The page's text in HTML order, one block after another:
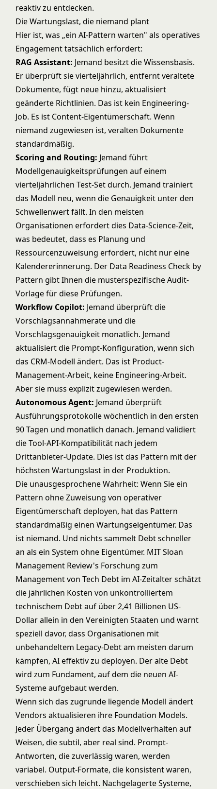
reaktiv zu entdecken.
Die Wartungslast, die niemand plant
Hier ist, was „ein AI-Pattern warten" als operatives
Engagement tatsächlich erfordert:
RAG Assistant: Jemand besitzt die Wissensbasis.
Er überprüft sie vierteljährlich, entfernt veraltete
Dokumente, fügt neue hinzu, aktualisiert
geänderte Richtlinien. Das ist kein Engineering-
Job. Es ist Content-Eigentümerschaft. Wenn
niemand zugewiesen ist, veralten Dokumente
standardmäßig.
Scoring and Routing: Jemand führt
Modellgenauigkeitsprüfungen auf einem
vierteljährlichen Test-Set durch. Jemand trainiert
das Modell neu, wenn die Genauigkeit unter den
Schwellenwert fällt. In den meisten
Organisationen erfordert dies Data-Science-Zeit,
was bedeutet, dass es Planung und
Ressourcenzuweisung erfordert, nicht nur eine
Kalendererinnerung. Der Data Readiness Check by
Pattern gibt Ihnen die musterspezifische Audit-
Vorlage für diese Prüfungen.
Workflow Copilot: Jemand überprüft die
Vorschlagsannahmerate und die
Vorschlagsgenauigkeit monatlich. Jemand
aktualisiert die Prompt-Konfiguration, wenn sich
das CRM-Modell ändert. Das ist Product-
Management-Arbeit, keine Engineering-Arbeit.
Aber sie muss explizit zugewiesen werden.
Autonomous Agent: Jemand überprüft
Ausführungsprotokolle wöchentlich in den ersten
90 Tagen und monatlich danach. Jemand validiert
die Tool-API-Kompatibilität nach jedem
Drittanbieter-Update. Dies ist das Pattern mit der
höchsten Wartungslast in der Produktion.
Die unausgesprochene Wahrheit: Wenn Sie ein
Pattern ohne Zuweisung von operativer
Eigentümerschaft deployen, hat das Pattern
standardmäßig einen Wartungseigentümer. Das
ist niemand. Und nichts sammelt Debt schneller
an als ein System ohne Eigentümer. MIT Sloan
Management Review's Forschung zum
Management von Tech Debt im AI-Zeitalterschätzt
die jährlichen Kosten von unkontrolliertem
technischem Debt auf über 2,41 Billionen US-
Dollar allein in den Vereinigten Staaten und warnt
speziell davor, dass Organisationen mit
unbehandeltem Legacy-Debt am meisten darum
kämpfen, AI effektiv zu deployen. Der alte Debt
wird zum Fundament, auf dem die neuen AI-
Systeme aufgebaut werden.
Wenn sich das zugrunde liegende Modell ändert
Vendors aktualisieren ihre Foundation Models.
Jeder Übergang ändert das Modellverhalten auf
Weisen, die subtil, aber real sind. Prompt-
Antworten, die zuverlässig waren, werden
variabel. Output-Formate, die konsistent waren,
verschieben sich leicht. Nachgelagerte Systeme,